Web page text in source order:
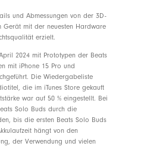
und Abmessungen von der 3D-
Gerät mit der neuesten Hardware
erzielt.
2024 mit Prototypen der Beats
mit iPhone 15 Pro und
Die Wiedergabeliste
die im iTunes Store gekauft
war auf 50 % eingestellt. Bei
Solo Buds durch die
bis die ersten Beats Solo Buds
hängt von den
der Verwendung und vielen